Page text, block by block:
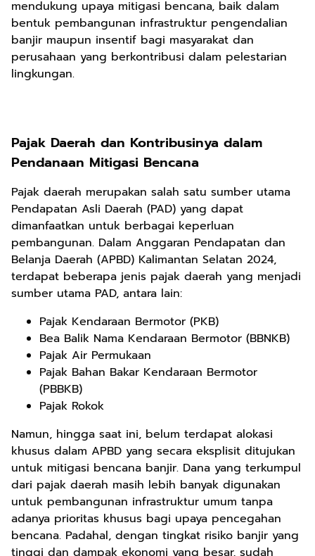
mendukung upaya mitigasi bencana, baik dalam
bentuk pembangunan infrastruktur pengendalian
banjir maupun insentif bagi masyarakat dan
perusahaan yang berkontribusi dalam pelestarian
lingkungan.
Pajak Daerah dan Kontribusinya dalam
Pendanaan Mitigasi Bencana
Pajak daerah merupakan salah satu sumber utama
Pendapatan Asli Daerah (PAD) yang dapat
dimanfaatkan untuk berbagai keperluan
pembangunan. Dalam Anggaran Pendapatan dan
Belanja Daerah (APBD) Kalimantan Selatan 2024,
terdapat beberapa jenis pajak daerah yang menjadi
sumber utama PAD, antara lain:
Pajak Kendaraan Bermotor (PKB)
Bea Balik Nama Kendaraan Bermotor (BBNKB)
Pajak Air Permukaan
Pajak Bahan Bakar Kendaraan Bermotor
(PBBKB)
Pajak Rokok
Namun, hingga saat ini, belum terdapat alokasi
khusus dalam APBD yang secara eksplisit ditujukan
untuk mitigasi bencana banjir. Dana yang terkumpul
dari pajak daerah masih lebih banyak digunakan
untuk pembangunan infrastruktur umum tanpa
adanya prioritas khusus bagi upaya pencegahan
bencana. Padahal, dengan tingkat risiko banjir yang
tinggi dan dampak ekonomi yang besar, sudah